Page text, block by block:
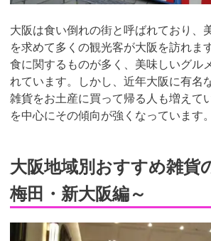
大阪は食い倒れの街と呼ばれており、
を求めて多くの観光客が大阪を訪れま
食に関するものが多く、美味しいグル
れています。しかし、近年大阪に有名
雑貨をお土産に買って帰る人も増えて
を中心にその傾向が強くなっています。
大阪地域別おすすめ雑
梅田・新大阪編～